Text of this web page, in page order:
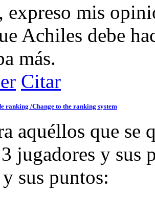
expreso mis
Achiles debe
más.
Citar
ranking /Change to the ranking system
aquéllos que se
jugadores y sus
sus puntos: